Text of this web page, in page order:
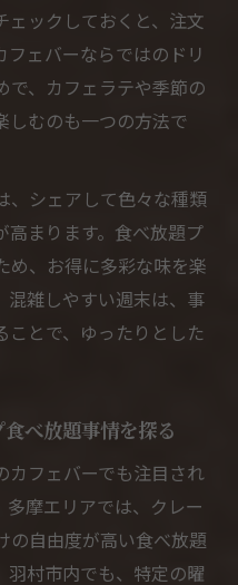
ェックしておくと、注文
ェバーならではのドリ
で、カフェラテや季節の
しむのも一つの方法で
、シェアして色々な種類
高まります。食べ放題プ
め、お得に多彩な味を楽
混雑しやすい週末は、事
ことで、ゆったりとした
べ放題事情を探る
カフェバーでも注目され
摩エリアでは、クレー
の自由度が高い食べ放題
羽村市内でも、特定の曜